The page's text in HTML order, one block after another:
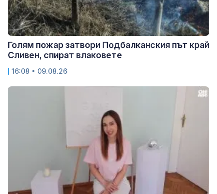
Голям пожар затвори Подбалканския път край
Сливен, спират влаковете
16:08 • 09.08.26